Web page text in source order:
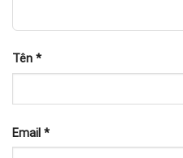
Tên *
Email *